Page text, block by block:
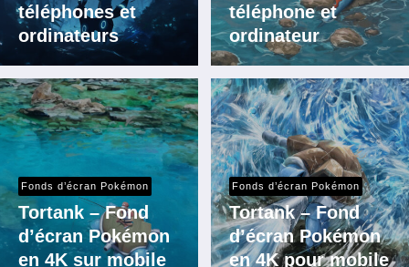
téléphones et
ordinateurs
téléphone et
ordinateur
Fonds d’écran Pokémon
Tortank – Fond
d’écran Pokémon
en 4K sur mobile
Fonds d’écran Pokémon
Tortank – Fond
d’écran Pokémon
en 4K pour mobile